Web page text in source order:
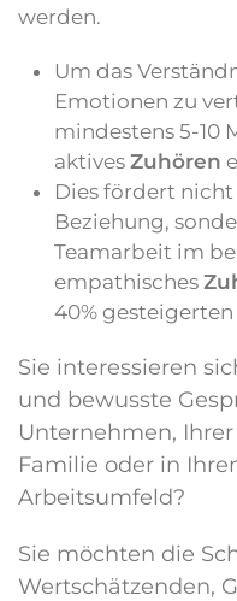
werden.
Um das
Emotionen zu
mindestens 5-10
aktives Zuhören
Dies fördert
Beziehung,
Teamarbeit im
empathisches
40%
Sie interessieren
und bewusste
Unternehmen,
Familie oder in
Arbeitsumfeld?
Sie möchten die
Wertschätzenden,